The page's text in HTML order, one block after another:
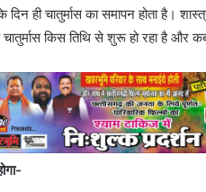
ही चातुर्मास का समापन होता है।
किस तिथि से शुरू हो रहा है और